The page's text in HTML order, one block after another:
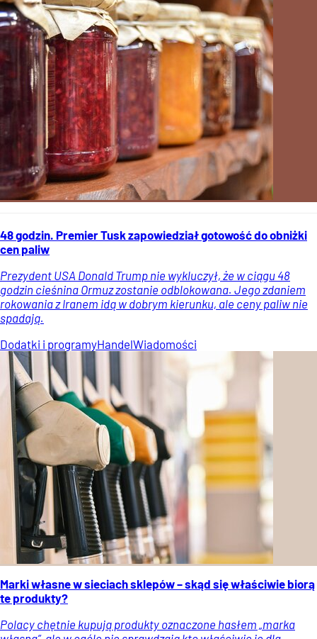
48 godzin. Premier Tusk zapowiedział gotowość do obniżki
cen paliw
Prezydent USA Donald Trump nie wykluczył, że w ciągu 48
godzin cieśnina Ormuz zostanie odblokowana. Jego zdaniem
rokowania z Iranem idą w dobrym kierunku, ale ceny paliw nie
spadają.
Dodatki i programyHandelWiadomości
Marki własne w sieciach sklepów – skąd się właściwie biorą
te produkty?
Polacy chętnie kupują produkty oznaczone hasłem „marka